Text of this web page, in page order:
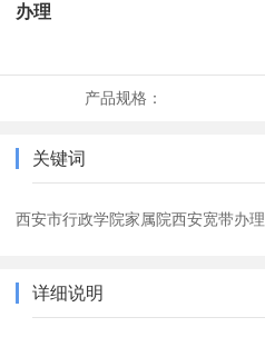
办理
产品规格：
关键词
西安市行政学院家属院西安宽带办理
详细说明